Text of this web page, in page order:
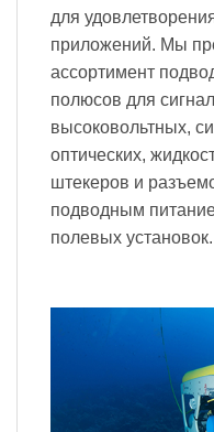
для
приложений. Мы
ассортимент
полюсов для
высоковольтных,
оптических,
штекеров и
подводным
полевых установок.